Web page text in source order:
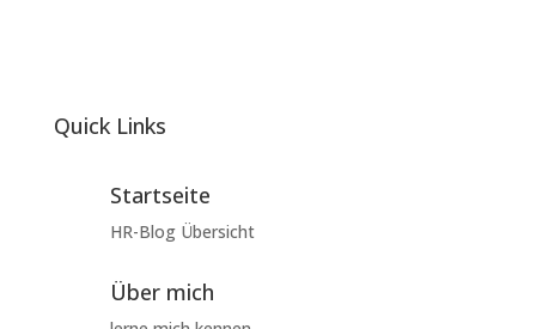
Quick Links
Startseite
HR-Blog Übersicht
Über mich